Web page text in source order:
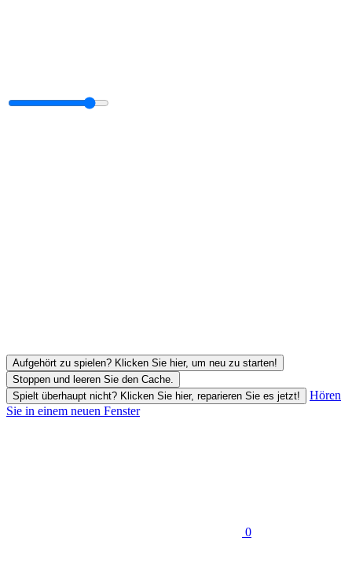
Aufgehört zu spielen? Klicken Sie hier, um neu zu starten!
Stoppen und leeren Sie den Cache.
Spielt überhaupt nicht? Klicken Sie hier, reparieren Sie es jetzt!
Hören
Sie in einem neuen Fenster
0